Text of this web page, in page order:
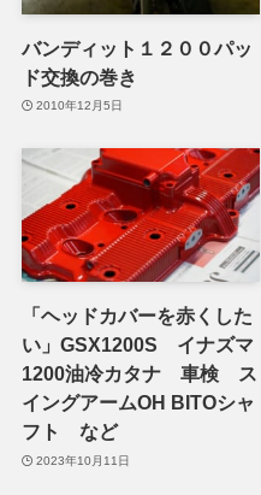
バンディット１２００パッ
ド交換の巻き
2010年12月5日
「ヘッドカバーを赤くした
い」GSX1200S イナズマ
1200油冷カタナ 車検 ス
イングアームOH BITOシャ
フト など
2023年10月11日